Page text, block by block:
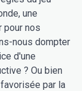
une
pour nos
nous dompter
d'une
? Ou bien
par la